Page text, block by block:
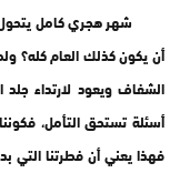
شهر هجري كامل يتحول
أن يكون كذلك العام كله؟
الشفاف ويعود لارتداء
أسئلة تستحق التأمل،
فهذا يعني أن فطرتنا التي